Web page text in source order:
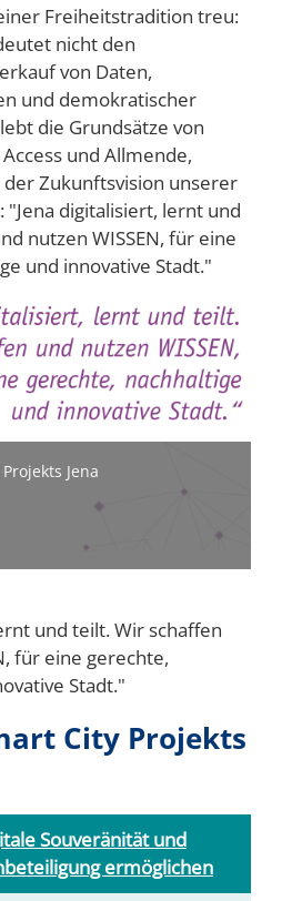
Freiheitstradition treu:
nicht den
von Daten,
und demokratischer
die Grundsätze von
und Allmende,
der Zukunftsvision unserer
digitalisiert, lernt und
nutzen WISSEN, für eine
und innovative Stadt."
Jena
und teilt. Wir schaffen
für eine gerechte,
Stadt."
City Projekts
Souveränität und
ermöglichen